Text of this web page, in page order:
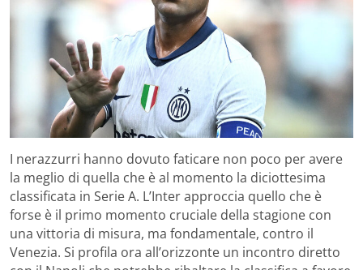
I nerazzurri hanno dovuto faticare non poco per avere
la meglio di quella che è al momento la diciottesima
classificata in Serie A. L’Inter approccia quello che è
forse è il primo momento cruciale della stagione con
una vittoria di misura, ma fondamentale, contro il
Venezia. Si profila ora all’orizzonte un incontro diretto